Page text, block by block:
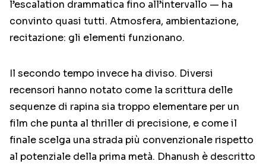
l’escalation drammatica fino all’intervallo — ha
convinto quasi tutti. Atmosfera, ambientazione,
recitazione: gli elementi funzionano.
Il secondo tempo invece ha diviso. Diversi
recensori hanno notato come la scrittura delle
sequenze di rapina sia troppo elementare per un
film che punta al thriller di precisione, e come il
finale scelga una strada più convenzionale rispetto
al potenziale della prima metà. Dhanush è descritto